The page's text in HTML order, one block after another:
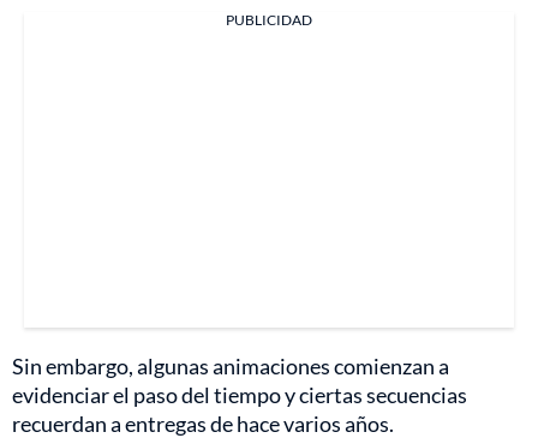
PUBLICIDAD
Sin embargo, algunas animaciones comienzan a
evidenciar el paso del tiempo y ciertas secuencias
recuerdan a entregas de hace varios años.